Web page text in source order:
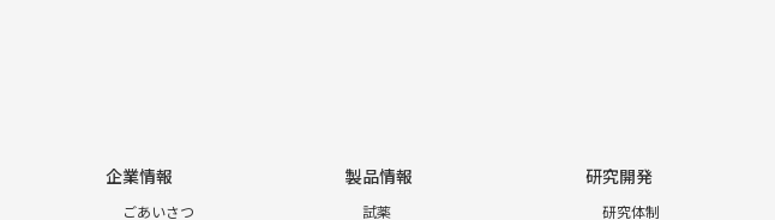
企業情報
ごあいさつ
製品情報
試薬
研究開発
研究体制